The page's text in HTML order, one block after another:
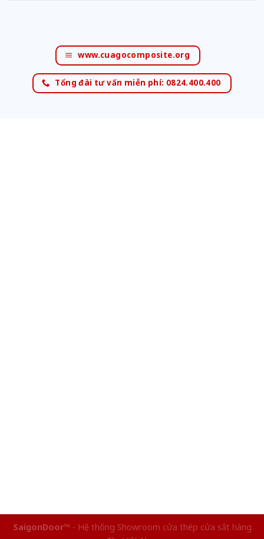
www.cuagocomposite.org
Tổng đài tư vấn miễn phí: 0824.400.400
SaigonDoor™ - Hệ thống Showroom cửa thép cửa sắt hàng